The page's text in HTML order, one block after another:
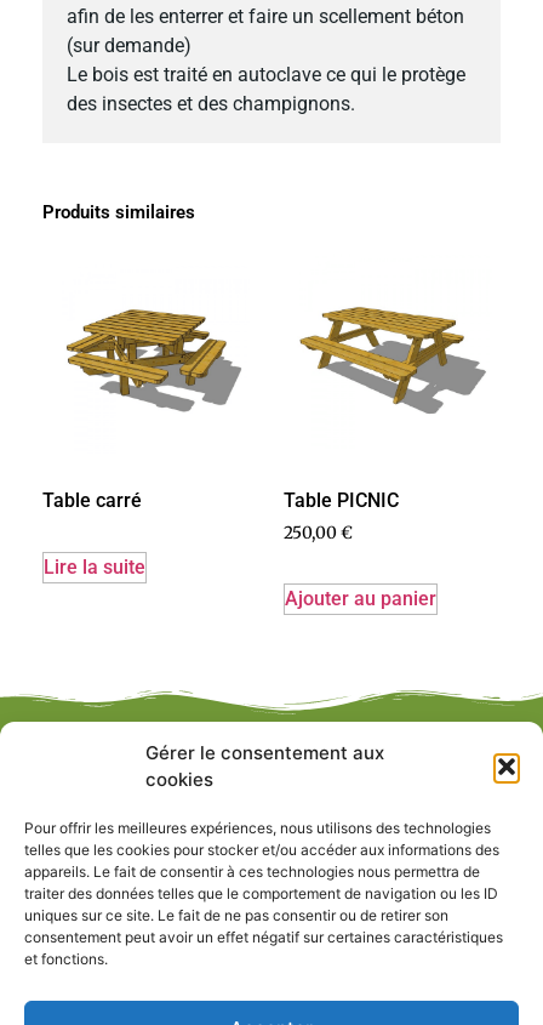
Gérer le consentement aux
cookies
Pour offrir les meilleures expériences, nous utilisons des technologies
telles que les cookies pour stocker et/ou accéder aux informations des
appareils. Le fait de consentir à ces technologies nous permettra de
traiter des données telles que le comportement de navigation ou les ID
uniques sur ce site. Le fait de ne pas consentir ou de retirer son
consentement peut avoir un effet négatif sur certaines caractéristiques
et fonctions.
Produits similaires
Table carré
Lire la suite
Table PICNIC
250,00€
Ajouter au panier
afin de les enterrer et faire un scellement béton
(sur demande)
Le bois est traité en autoclave ce qui le protège
des insectes et des champignons.
LE BOIS AMÉNAGE NOTRE ENVIRONNEMENT !
Aucun contenu n’est encore ajouté.
Liens utiles